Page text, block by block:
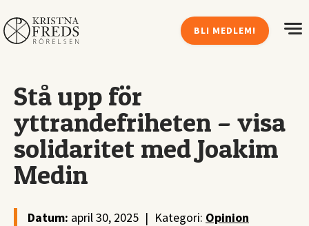
BLI MEDLEM!
Stå upp för
yttrandefriheten – visa
solidaritet med Joakim
Medin
Datum: april 30, 2025 | Kategori: Opinion